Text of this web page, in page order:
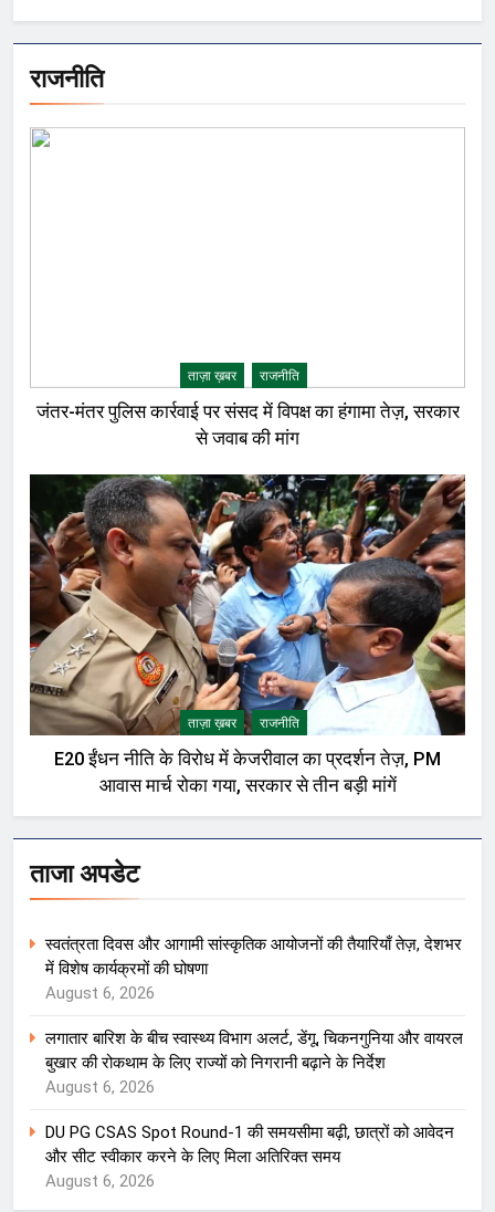
राजनीति
ताज़ा ख़बर राजनीति
जंतर-मंतर पुलिस कार्रवाई पर संसद में विपक्ष का हंगामा तेज़, सरकार
से जवाब की मांग
ताज़ा ख़बर राजनीति
E20 ईंधन नीति के विरोध में केजरीवाल का प्रदर्शन तेज़, PM
आवास मार्च रोका गया, सरकार से तीन बड़ी मांगें
ताजा अपडेट
स्वतंत्रता दिवस और आगामी सांस्कृतिक आयोजनों की तैयारियाँ तेज़, देशभर
में विशेष कार्यक्रमों की घोषणा
August 6, 2026
लगातार बारिश के बीच स्वास्थ्य विभाग अलर्ट, डेंगू, चिकनगुनिया और वायरल
बुखार की रोकथाम के लिए राज्यों को निगरानी बढ़ाने के निर्देश
August 6, 2026
DU PG CSAS Spot Round-1 की समयसीमा बढ़ी, छात्रों को आवेदन
और सीट स्वीकार करने के लिए मिला अतिरिक्त समय
August 6, 2026